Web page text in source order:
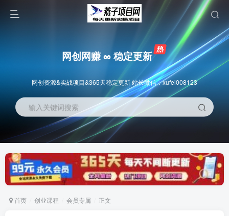
网创网赚 ∞ 稳定更新
网创资源&实战项目&365天稳定更新 站长微信：xufei008123
输入关键词搜索
首页 创业课程 会员专属 正文